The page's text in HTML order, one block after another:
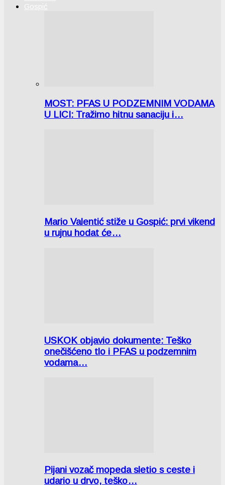
Gospić
MOST: PFAS U PODZEMNIM VODAMA
U LICI: Tražimo hitnu sanaciju i…
Mario Valentić stiže u Gospić: prvi vikend
u rujnu hodat će…
USKOK objavio dokumente: Teško
onečišćeno tlo i PFAS u podzemnim
vodama…
Pijani vozač mopeda sletio s ceste i
udario u drvo, teško…